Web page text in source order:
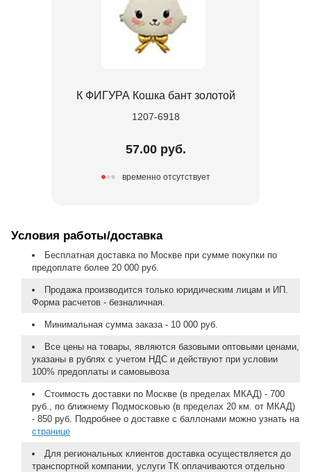
К ФИГУРА Кошка бант золотой
1207-6918
57.00 руб.
временно отсутствует
Условия работы/доставка
Бесплатная доставка по Москве при сумме покупки по
предоплате более 20 000 руб.
Продажа производится только юридическим лицам и ИП.
Форма расчетов - безналичная.
Минимальная сумма заказа - 10 000 руб.
Все цены на товары, являются базовыми оптовыми ценами,
указаны в рублях с учетом НДС и действуют при условии
100% предоплаты и самовывоза
Стоимость доставки по Москве (в пределах МКАД) - 700
руб., по ближнему Подмосковью (в пределах 20 км. от МКАД)
- 850 руб. Подробнее о доставке с баллонами можно узнать на
странице
Для региональных клиентов доставка осуществляется до
транспортной компании, услуги ТК оплачиваются отдельно